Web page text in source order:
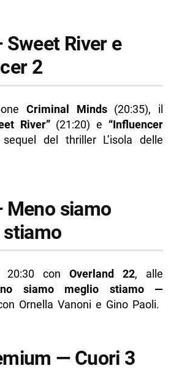
Sweet River e
2
Criminal Minds(20:35), il
River”(21:20) e “Influencer
del thriller L’isola delle
Meno siamo
conOverland 22, alle
siamo meglio stiamo —
Ornella Vanoni e Gino Paoli.
— Cuori 3